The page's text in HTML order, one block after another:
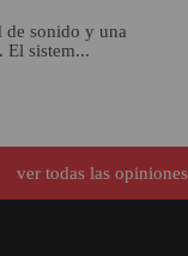
de sonido y una
El sistem...
ver todas las opiniones